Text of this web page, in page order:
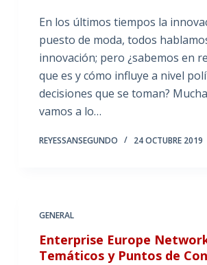
En los últimos tiempos la
puesto de moda, todos
innovación; pero ¿sabemos en
que es y cómo influye a nivel
decisiones que se toman?
vamos a lo…
REYESSANSEGUNDO 24 OCTUBRE 2019
GENERAL
Enterprise Europe
Temáticos y Puntos de